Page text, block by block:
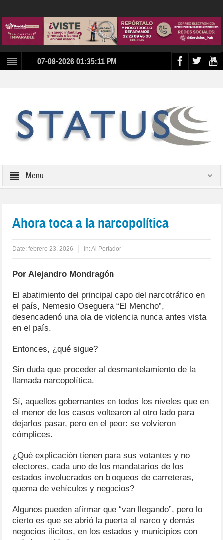
07-08-2026 01:35:11 PM
Menu
Ahora toca a la narcopolítica
Date:febrero 23, 2026 in:Al Portador
Por Alejandro Mondragón
El abatimiento del principal capo del narcotráfico en
el país, Nemesio Oseguera “El Mencho”,
desencadenó una ola de violencia nunca antes vista
en el país.
Entonces, ¿qué sigue?
Sin duda que proceder al desmantelamiento de la
llamada narcopolítica.
Sí, aquellos gobernantes en todos los niveles que en
el menor de los casos voltearon al otro lado para
dejarlos pasar, pero en el peor: se volvieron
cómplices.
¿Qué explicación tienen para sus votantes y no
electores, cada uno de los mandatarios de los
estados involucrados en bloqueos de carreteras,
quema de vehículos y negocios?
Algunos pueden afirmar que “van llegando”, pero lo
cierto es que se abrió la puerta al narco y demás
negocios ilícitos, en los estados y municipios con